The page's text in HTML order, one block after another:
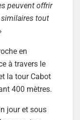
peuvent offrir
tout
en
à travers le
la tour Cabot
400 mètres.
jour et sous